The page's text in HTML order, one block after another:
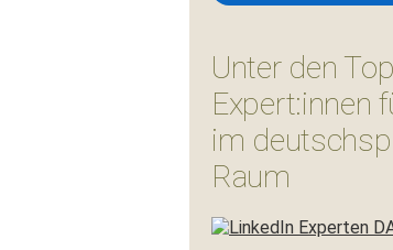
Unter den
Expert:innen
im
Raum